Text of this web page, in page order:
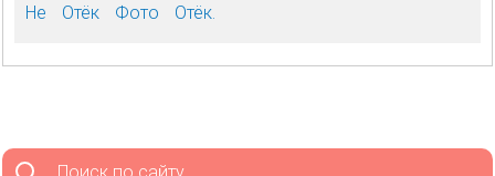
Не Отёк Фото Отёк.